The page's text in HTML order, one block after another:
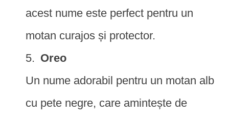
acest nume este perfect pentru un
motan curajos și protector.
Oreo
Un nume adorabil pentru un motan alb
cu pete negre, care amintește de